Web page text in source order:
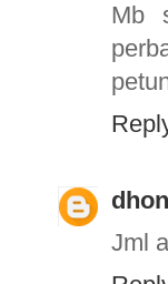
Mb
Jml